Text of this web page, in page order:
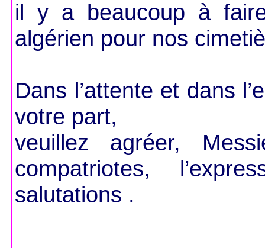
il y a beaucoup à
algérien pour nos
Dans l’attente et dans
votre part,
veuillez agréer,
compatriotes,
salutations .